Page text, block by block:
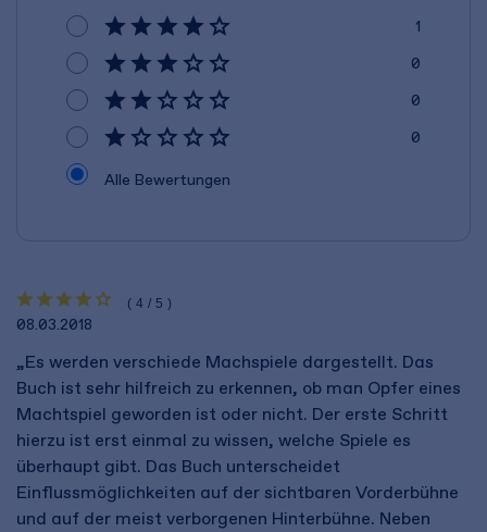
1
0
0
0
Alle Bewertungen
(4/5)
08.03.2018
„Es werden verschiede Machspiele dargestellt. Das
Buch ist sehr hilfreich zu erkennen, ob man Opfer eines
Machtspiel geworden ist oder nicht. Der erste Schritt
hierzu ist erst einmal zu wissen, welche Spiele es
überhaupt gibt. Das Buch unterscheidet
Einflussmöglichkeiten auf der sichtbaren Vorderbühne
und auf der meist verborgenen Hinterbühne. Neben